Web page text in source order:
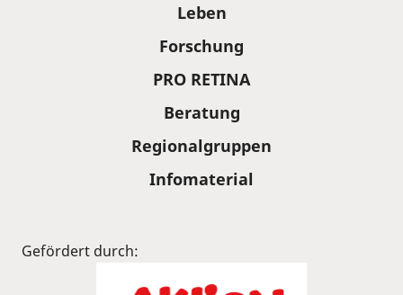
Leben
Forschung
PRO RETINA
Beratung
Regionalgruppen
Infomaterial
Gefördert durch: